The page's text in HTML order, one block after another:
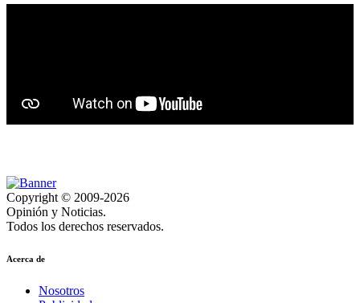
Copyright © 2009-2026
Opinión y Noticias.
Todos los derechos reservados.
Acerca de
Nosotros